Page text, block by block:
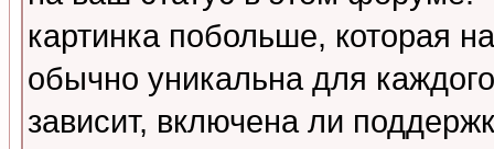
картинка побольше, которая
обычно уникальна для
зависит, включена ли